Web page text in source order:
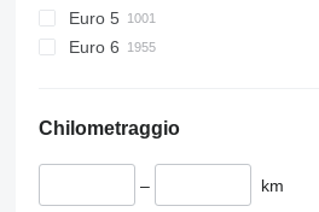
Euro 5
Euro 6
Chilometraggio
– km